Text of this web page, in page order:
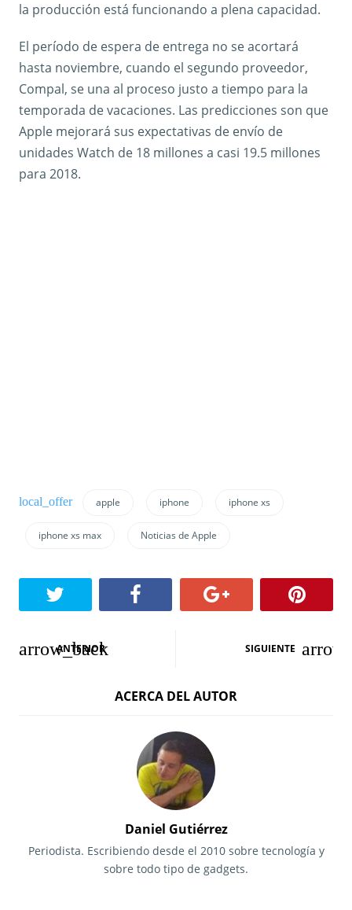
la producción está funcionando a plena capacidad.
El período de espera de entrega no se acortará
hasta noviembre, cuando el segundo proveedor,
Compal, se una al proceso justo a tiempo para la
temporada de vacaciones. Las predicciones son que
Apple mejorará sus expectativas de envío de
unidades Watch de 18 millones a casi 19.5 millones
para 2018.
apple iphone iphone xs
iphone xs max Noticias de Apple
N
ANTERIOR SIGUIENTE
ACERCA DEL AUTOR
Daniel Gutiérrez
Periodista. Escribiendo desde el 2010 sobre tecnología y
sobre todo tipo de gadgets.